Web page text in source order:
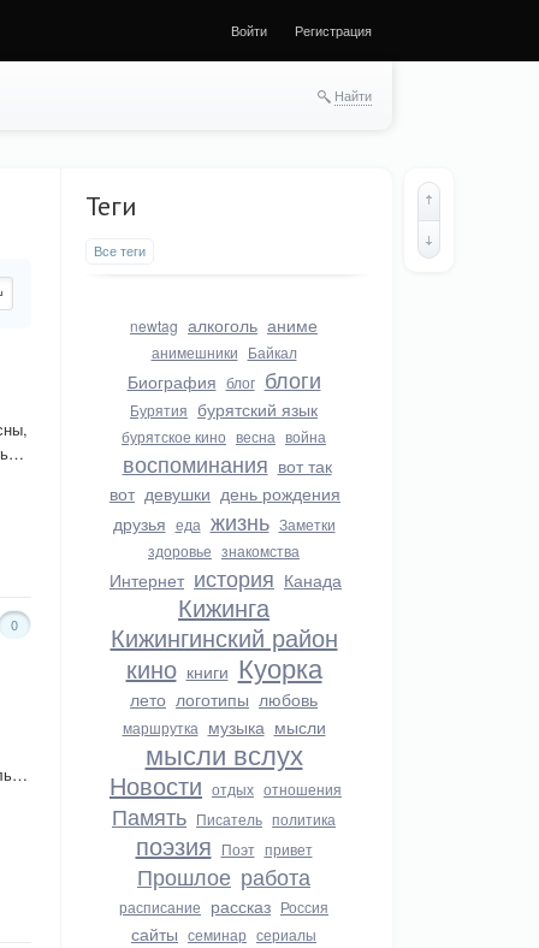
Войти Регистрация
Найти
0
Теги
Все теги
newtag алкоголь аниме
анимешники Байкал
Биография блог блоги
Бурятия бурятский язык
бурятское кино весна война
воспоминания вот так
вот девушки день рождения
друзья еда жизнь Заметки
здоровье знакомства
Интернет история Канада
Кижинга
Кижингинский район
кино книги Куорка
лето логотипы любовь
маршрутка музыка мысли
мысли вслух
Новости отдых отношения
Память Писатель политика
поэзия Поэт привет
Прошлое работа
расписание рассказ Россия
сайты семинар сериалы